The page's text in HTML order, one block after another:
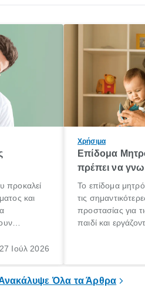
προκαλεί
και
είναι»,
27 Ιούλ 2026
Χρήσιμα
Επίδομα
πρέπει να
Το επίδομα
τις
προστασίας για
παιδί και
σημαντική
Όλα τα Άρθρα